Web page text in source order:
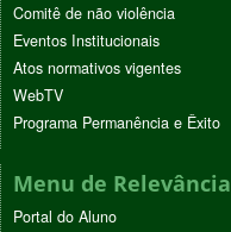
Comitê de não violência
Eventos Institucionais
Atos normativos vigentes
WebTV
Programa Permanência e Êxito
Menu de Relevância
Portal do Aluno